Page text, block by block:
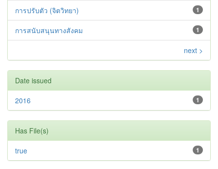
1
การปรับตัว (จิตวิทยา)
1
การสนับสนุนทางสังคม
next >
Date issued
1
2016
Has File(s)
1
true